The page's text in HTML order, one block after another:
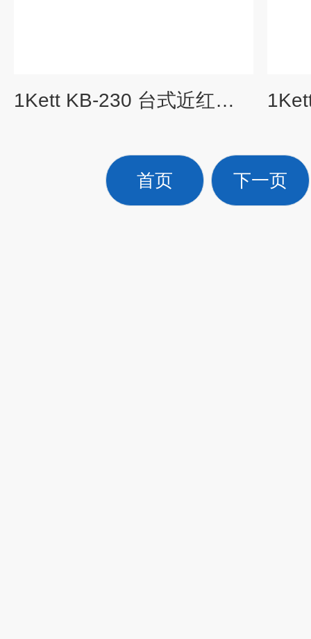
1Kett KB-230 台式近红外水分测定仪
首页 下一页